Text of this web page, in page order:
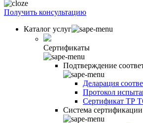
Получить консультацию
Каталог услуг
Сертификаты
Подтверждение
Деларация
Протокол
Сертификат ТР
Система